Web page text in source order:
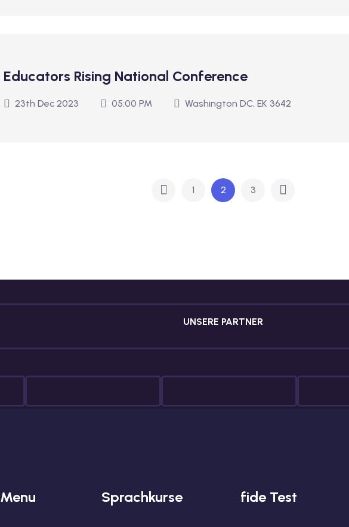
Educators Rising National Conference
23th Dec 2023 05:00 PM Washington DC, EK 3642
1 2 3
UNSERE PARTNER
Menu Sprachkurse fide Test